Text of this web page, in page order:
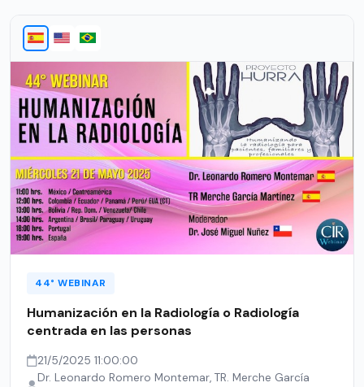
44° WEBINAR
Humanización en la Radiología o Radiología
centrada en las personas
21/5/2025 11:00:00
Dr. Leonardo Romero Montemar, TR. Merche García